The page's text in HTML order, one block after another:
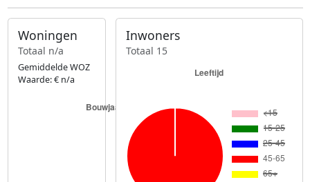
Woningen
Totaal n/a
Gemiddelde WOZ
Waarde: € n/a
Inwoners
Totaal 15